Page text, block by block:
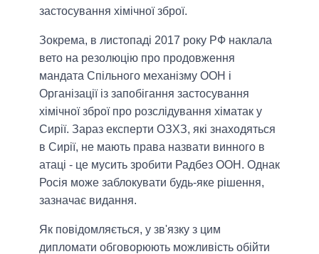
застосування хімічної зброї.
Зокрема, в листопаді 2017 року РФ наклала
вето на резолюцію про продовження
мандата Спільного механізму ООН і
Організації із запобігання застосування
хімічної зброї про розслідування хіматак у
Сирії. Зараз експерти ОЗХЗ, які знаходяться
в Сирії, не мають права назвати винного в
атаці - це мусить зробити Радбез ООН. Однак
Росія може заблокувати будь-яке рішення,
зазначає видання.
Як повідомляється, у зв'язку з цим
дипломати обговорюють можливість обійти